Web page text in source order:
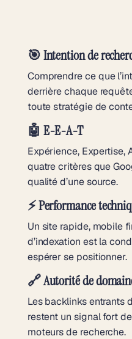
🎯 Intention de
Comprendre ce que
derrière chaque
toute stratégie de
🤖 E-E-A-T
Expérience, Expertise,
quatre critères que
qualité d’une source.
⚡ Performance
Un site rapide, mobile
d’indexation est la
espérer se positionner.
🔗 Autorité de
Les backlinks entrants
restent un signal fort
moteurs de recherche.